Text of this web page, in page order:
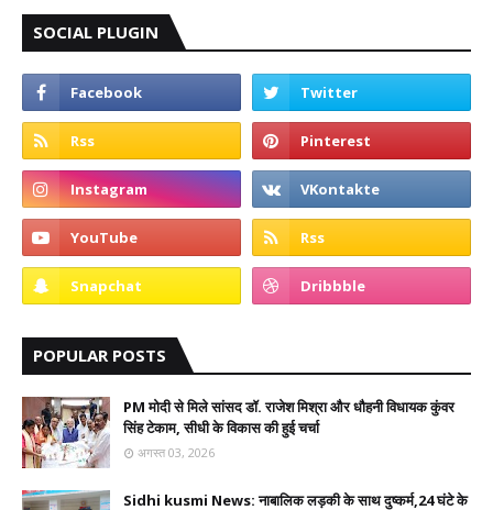
SOCIAL PLUGIN
POPULAR POSTS
PM मोदी से मिले सांसद डॉ. राजेश मिश्रा और धौहनी विधायक कुंवर
सिंह टेकाम, सीधी के विकास की हुई चर्चा
अगस्त 03, 2026
Sidhi kusmi News: नाबालिक लड़की के साथ दुष्कर्म,24 घंटे के